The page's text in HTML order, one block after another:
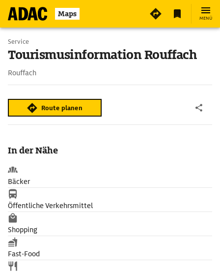
Maps MENÜ
Service
Tourismusinformation Rouffach
Rouffach
Route planen
In der Nähe
Bäcker
Öffentliche Verkehrsmittel
Shopping
Fast-Food